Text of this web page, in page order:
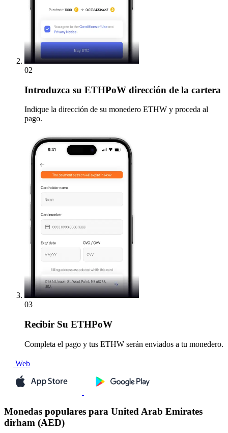
02
Introduzca su ETHPoW dirección de la cartera
Indique la dirección de su monedero ETHW y proceda al
pago.
03
Recibir Su ETHPoW
Completa el pago y tus ETHW serán enviados a tu monedero.
Web
Monedas populares para United Arab Emirates
dirham (AED)